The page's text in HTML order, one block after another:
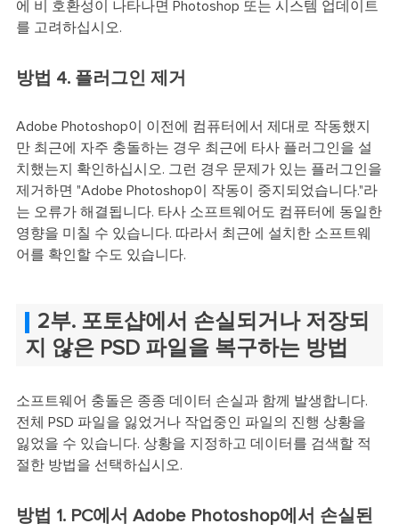
에 비 호환성이 나타나면 Photoshop 또는 시스템 업데이트
를 고려하십시오.
방법 4. 플러그인 제거
Adobe Photoshop이 이전에 컴퓨터에서 제대로 작동했지
만 최근에 자주 충돌하는 경우 최근에 타사 플러그인을 설
치했는지 확인하십시오. 그런 경우 문제가 있는 플러그인을
제거하면 "Adobe Photoshop이 작동이 중지되었습니다."라
는 오류가 해결됩니다. 타사 소프트웨어도 컴퓨터에 동일한
영향을 미칠 수 있습니다. 따라서 최근에 설치한 소프트웨
어를 확인할 수도 있습니다.
2부. 포토샵에서 손실되거나 저장되
지 않은 PSD 파일을 복구하는 방법
소프트웨어 충돌은 종종 데이터 손실과 함께 발생합니다.
전체 PSD 파일을 잃었거나 작업중인 파일의 진행 상황을
잃었을 수 있습니다. 상황을 지정하고 데이터를 검색할 적
절한 방법을 선택하십시오.
방법 1. PC에서 Adobe Photoshop에서 손실된